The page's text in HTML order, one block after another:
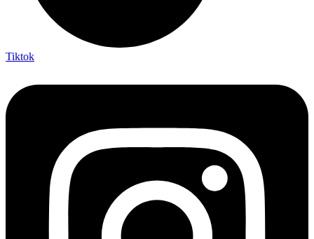
Tiktok